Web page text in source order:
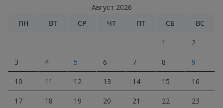
Август 2026
ПН
ВТ СР ЧТ ПТ СБ ВС
1 2
3 4 5 6 7 8 9
10 11 12 13 14 15 16
17 18 19 20 21 22 23